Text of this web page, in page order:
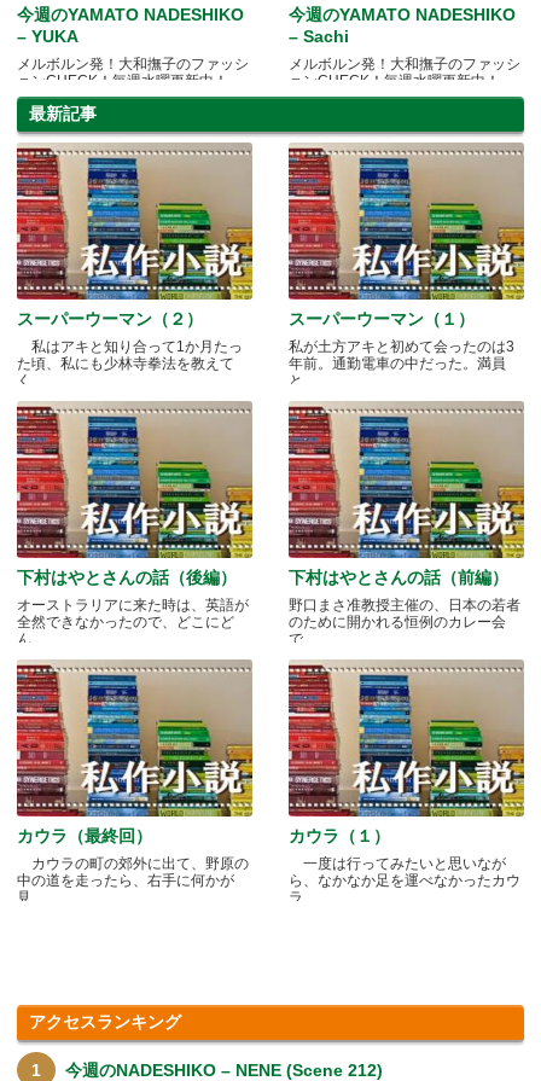
今週のYAMATO NADESHIKO
– YUKA
メルボルン発！大和撫子のファッシ
ョンCHECK！毎週水曜更新中！
今週のYAMATO NADESHIKO
– Sachi
メルボルン発！大和撫子のファッシ
ョンCHECK！毎週水曜更新中！
最新記事
スーパーウーマン（２）
私はアキと知り合って1か月たっ
た頃、私にも少林寺拳法を教えて
く.....
スーパーウーマン（１）
私が土方アキと初めて会ったのは3
年前。通勤電車の中だった。満員
と.....
下村はやとさんの話（後編）
オーストラリアに来た時は、英語が
全然できなかったので、どこにど
ん.....
下村はやとさんの話（前編）
野口まさ准教授主催の、日本の若者
のために開かれる恒例のカレー会
で.....
カウラ（最終回）
カウラの町の郊外に出て、野原の
中の道を走ったら、右手に何かが
見.....
カウラ（１）
一度は行ってみたいと思いなが
ら、なかなか足を運べなかったカウ
ラ.....
アクセスランキング
今週のNADESHIKO – NENE (Scene 212)